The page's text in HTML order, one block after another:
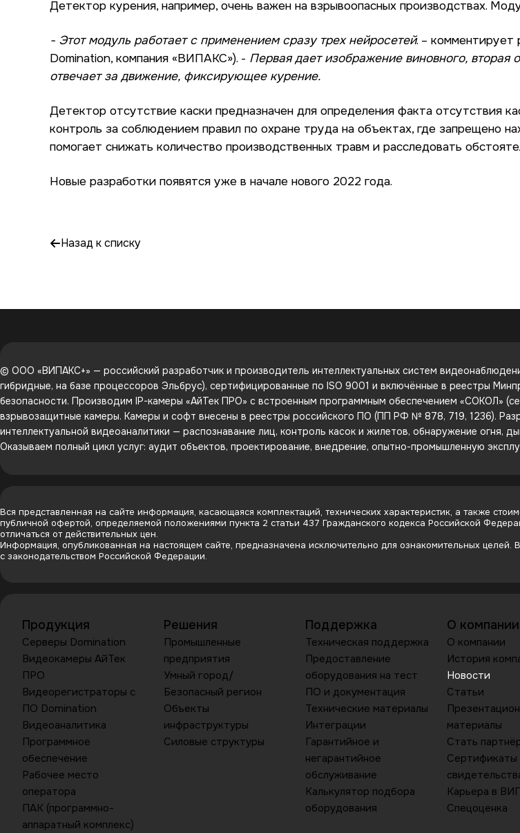
Детектор курения, например, очень важен на взрывоопасных производствах.
- Этот модуль работает с применением сразу трех нейросетей. –
Domination, компания «ВИПАКС»). - Первая дает изображение виновного, вторая
отвечает за движение, фиксирующее курение.
Детектор отсутствие каски предназначен для определения факта отсутствия
контроль за соблюдением правил по охране труда на объектах, где запрещено
помогает снижать количество производственных травм и расследовать
Новые разработки появятся уже в начале нового 2022 года.
Назад к списку
© ООО «ВИПАКС+» — российский разработчик и производитель интеллектуальных систем
гибридные, на базе процессоров Эльбрус), сертифицированные по ISO 9001 и включённые в реестры
безопасности. Производим IP-камеры «АйТек ПРО» с встроенным программным обеспечением «СОКОЛ»
взрывозащитные камеры. Камеры и софт внесены в реестры российского ПО (ПП РФ № 878, 719, 1236).
интеллектуальной видеоаналитики — распознавание лиц, контроль касок и жилетов, обнаружение огня,
Оказываем полный цикл услуг: аудит объектов, проектирование, внедрение, опытно-промышленную
Вся представленная на сайте информация, касающаяся комплектаций, технических характеристик, а также
публичной офертой, определяемой положениями пункта 2 статьи 437 Гражданского кодекса Российской
отличаться от действительных цен.
Информация, опубликованная на настоящем сайте, предназначена исключительно для ознакомительных целей.
с законодательством Российской Федерации.
Продукция
Серверы Domination
Видеокамеры АйТек
ПРО
Видеорегистраторы с
ПО Domination
Видеоаналитика
Программное
обеспечение
Рабочее место
оператора
ПАК (программно-
аппаратный комплекс)
Решения
Промышленные
предприятия
Умный город/
Безопасный регион
Объекты
инфраструктуры
Силовые структуры
Поддержка
Техническая поддержка
Предоставление
оборудования на тест
ПО и документация
Технические материалы
Интеграции
Гарантийное и
негарантийное
обслуживание
Калькулятор подбора
оборудования
О компании
О компании
История
Новости
Статьи
материалы
Стать
Сертификаты
Карьера в
Спецоценка